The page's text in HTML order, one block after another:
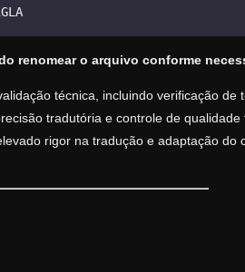
renomear o arquivo conforme
técnica, incluindo verificação de
tradutória e controle de qualidade
rigor na tradução e adaptação do